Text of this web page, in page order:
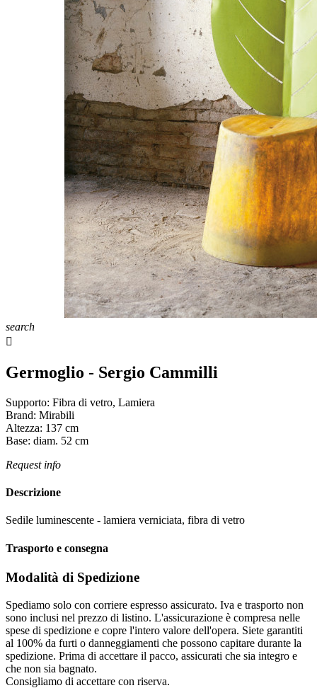
search

Germoglio - Sergio Cammilli
Supporto: Fibra di vetro, Lamiera
Brand: Mirabili
Altezza: 137 cm
Base: diam. 52 cm
Request info
Descrizione
Sedile luminescente - lamiera verniciata, fibra di vetro
Trasporto e consegna
Modalità di Spedizione
Spediamo solo con corriere espresso assicurato. Iva e trasporto non
sono inclusi nel prezzo di listino. L'assicurazione è compresa nelle
spese di spedizione e copre l'intero valore dell'opera. Siete garantiti
al 100% da furti o danneggiamenti che possono capitare durante la
spedizione. Prima di accettare il pacco, assicurati che sia integro e
che non sia bagnato.
Consigliamo di accettare con riserva.